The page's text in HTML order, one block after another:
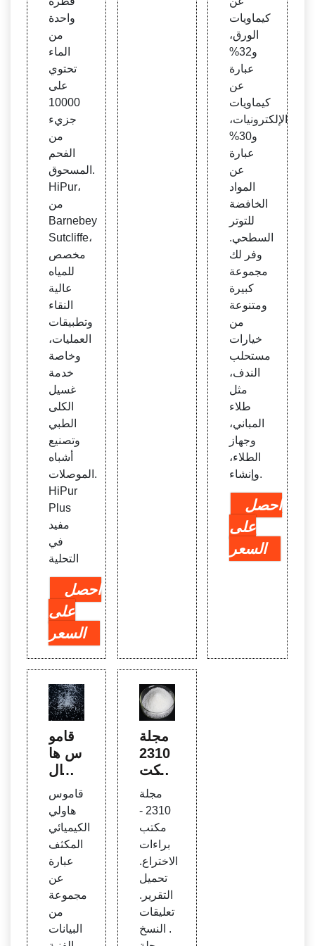
واحدة
من
الماء
تحتوي
على
10000
جزيء
من
الفحم
المسحوق.
HiPur،
من
Barnebey
Sutcliffe،
مخصص
للمياه
عالية
النقاء
وتطبيقات
العمليات،
وخاصة
خدمة
غسيل
الكلى
الطبي
وتصنيع
أشباه
الموصلات.
HiPur
Plus
مفيد
في
التحلية
احصل
على
السعر
كيماويات
الورق،
و32%
عبارة
عن
كيماويات
الإلكترونيات،
و30%
عبارة
عن
المواد
الخافضة
للتوتر
السطحي.
وفر لك
مجموعة
كبيرة
ومتنوعة
من
خيارات
مستحلب
الندف،
مثل
طلاء
المباني،
وجهاز
الطلاء،
وإنشاء.
احصل
على
السعر
قامو
س ها
ولي ال
كيميا
ئي ال
مكثف
- وايل
ي - ا
لأدباء
قاموس
هاولي
الكيميائي
المكثف
عبارة
عن
مجموعة
من
البيانات
مجلة
2310
- مكت
ب برا
ءات ا
لاخترا
ع - الأ
سقف
مجلة
2310 -
مكتب
براءات
الاختراع.
تحميل
التقرير.
تعليقات
. النسخ